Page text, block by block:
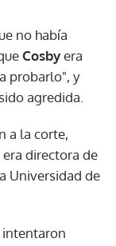
no había
Cosbyera
probarlo", y
agredida.
a la corte,
directora de
Universidad de
intentaron